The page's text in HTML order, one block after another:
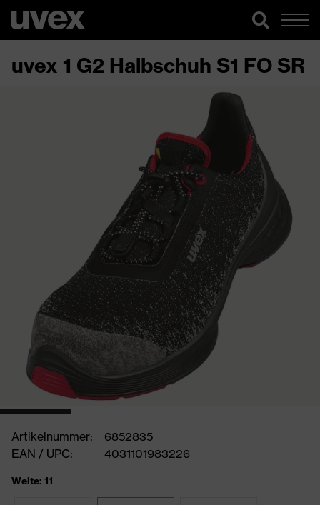
uvex 1 G2 Halbschuh S1 FO SR
Artikelnummer:
6852835
EAN / UPC:
4031101983226
Weite: 11